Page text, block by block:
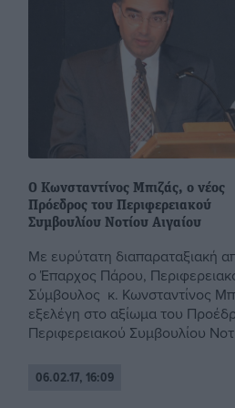
Ο Κωνσταντίνος Μπιζάς, ο νέος
Πρόεδρος του Περιφερειακού
Συμβουλίου Νοτίου Αιγαίου
Με ευρύτατη διαπαραταξιακή
ο Έπαρχος Πάρου,
Σύμβουλος κ. Κωνσταντίνος
εξελέγη στο αξίωμα του
Περιφερειακού Συμβουλίου
06.02.17, 16:09